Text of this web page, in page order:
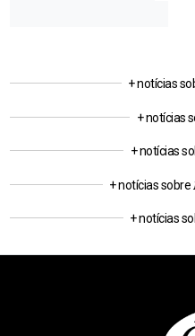
+ notícias
+ notícias
+ notícias
+ notícias sobre
+ notícias